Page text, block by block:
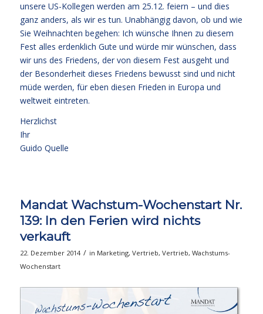
unsere US-Kollegen werden am 25.12. feiern – und dies
ganz anders, als wir es tun. Unabhängig davon, ob und wie
Sie Weihnachten begehen: Ich wünsche Ihnen zu diesem
Fest alles erdenklich Gute und würde mir wünschen, dass
wir uns des Friedens, der von diesem Fest ausgeht und
der Besonderheit dieses Friedens bewusst sind und nicht
müde werden, für eben diesen Frieden in Europa und
weltweit eintreten.
Herzlichst
Ihr
Guido Quelle
Mandat Wachstum-Wochenstart Nr.
139: In den Ferien wird nichts
verkauft
22. Dezember 2014 / in Marketing, Vertrieb, Vertrieb, Wachstums-
Wochenstart